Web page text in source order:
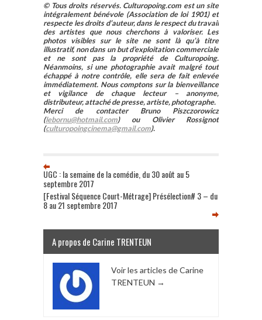
© Tous droits réservés. Culturopoing.com est un site
intégralement bénévole (Association de loi 1901) et
respecte les droits d’auteur, dans le respect du travail
des artistes que nous cherchons à valoriser. Les
photos visibles sur le site ne sont là qu’à titre
illustratif, non dans un but d’exploitation commerciale
et ne sont pas la propriété de Culturopoing.
Néanmoins, si une photographie avait malgré tout
échappé à notre contrôle, elle sera de fait enlevée
immédiatement. Nous comptons sur la bienveillance
et vigilance de chaque lecteur – anonyme,
distributeur, attaché de presse, artiste, photographe.
Merci de contacter Bruno Piszczorowicz
(lebornu@hotmail.com) ou Olivier Rossignot
(culturopoingcinema@gmail.com).
UGC : la semaine de la comédie, du 30 août au 5
septembre 2017
[Festival Séquence Court-Métrage] Présélection# 3 – du
8 au 21 septembre 2017
A propos de Carine TRENTEUN
Voir les articles de Carine
TRENTEUN →